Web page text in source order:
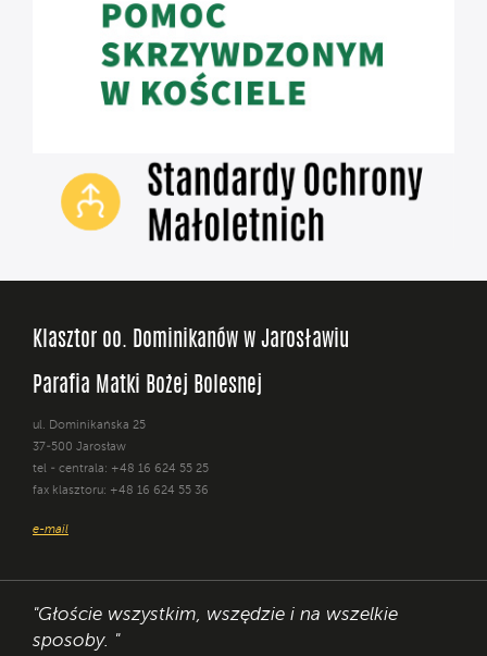
Klasztor oo. Dominikanów w Jarosławiu
Parafia Matki Bożej Bolesnej
ul. Dominikańska 25
37-500 Jarosław
tel - centrala: +48 16 624 55 25
fax klasztoru: +48 16 624 55 36
e-mail
"Głoście wszystkim, wszędzie i na wszelkie
sposoby. "